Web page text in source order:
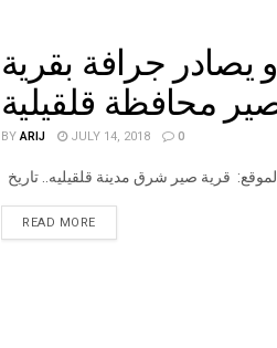
يصادر جرافة بقرية
محافظة قلقيلية
BYARIJ JULY 14, 2018 0
READ MOREDETAILS